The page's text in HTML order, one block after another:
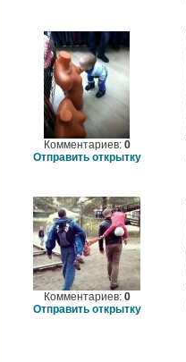
Комментариев: 0
Отправить открытку
Комментариев: 0
Отправить открытку